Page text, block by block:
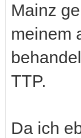
Mainz
meinem
TTP.
Da ich